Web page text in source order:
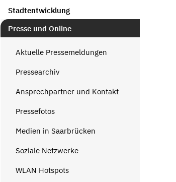
Stadtentwicklung
Presse und Online
Aktuelle Pressemeldungen
Pressearchiv
Ansprechpartner und Kontakt
Pressefotos
Medien in Saarbrücken
Soziale Netzwerke
WLAN Hotspots